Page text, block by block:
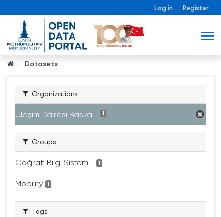
Log in Register
Datasets
Organizations
Ulaşım Dairesi Başka... 1
Groups
Coğrafi Bilgi Sistem... 1
Mobility 1
Tags